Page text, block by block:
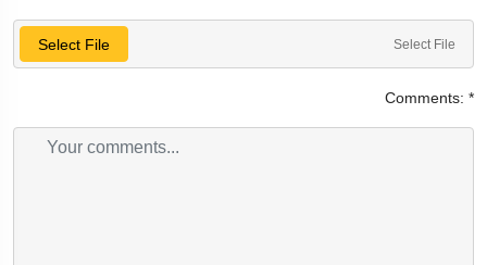
Select File Select File
Comments: *